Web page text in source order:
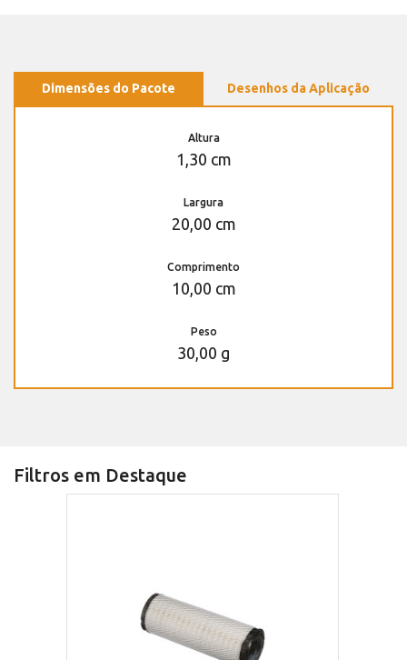
Dimensões do Pacote Desenhos da Aplicação
Altura
1,30 cm
Largura
20,00 cm
Comprimento
10,00 cm
Peso
30,00 g
Filtros em Destaque